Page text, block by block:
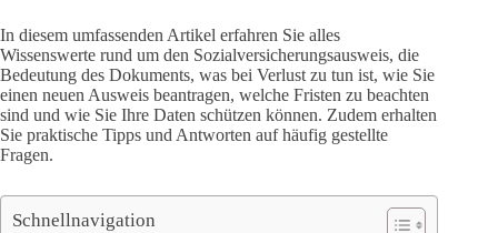
In diesem umfassenden Artikel erfahren Sie alles
Wissenswerte rund um den Sozialversicherungsausweis, die
Bedeutung des Dokuments, was bei Verlust zu tun ist, wie Sie
einen neuen Ausweis beantragen, welche Fristen zu beachten
sind und wie Sie Ihre Daten schützen können. Zudem erhalten
Sie praktische Tipps und Antworten auf häufig gestellte
Fragen.
Schnellnavigation